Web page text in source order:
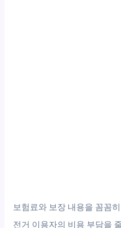
보험료와 보장 내용을 꼼꼼
전거 이용자의 비용 부담을